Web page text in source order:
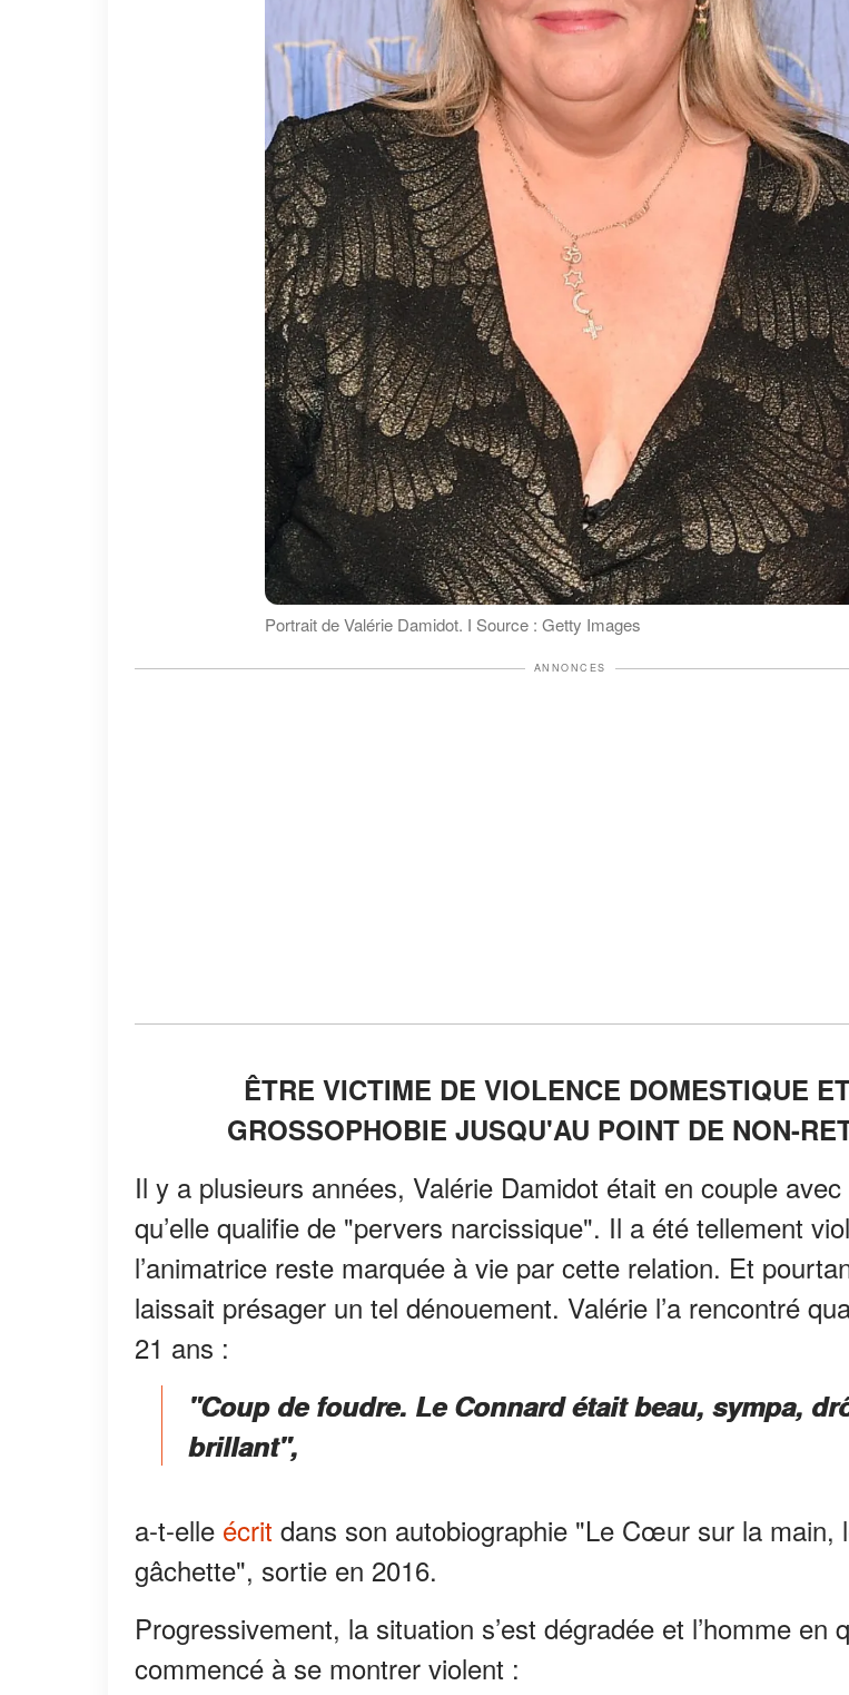
Portrait de Valérie Damidot. І Source : Getty Images
ANNONCES
ÊTRE VICTIME DE VIOLENCE DOMESTIQUE
GROSSOPHOBIE JUSQU'AU POINT DE NON-
Il y a plusieurs années, Valérie Damidot était en couple
qu’elle qualifie de "pervers narcissique". Il a été tellement
l’animatrice reste marquée à vie par cette relation. Et
laissait présager un tel dénouement. Valérie l’a rencontré
21 ans :
"Coup de foudre. Le Connard était beau, sympa,
brillant",
a-t-elle écrit dans son autobiographie "Le Cœur sur la main,
gâchette", sortie en 2016.
Progressivement, la situation s’est dégradée et l’homme en
commencé à se montrer violent :